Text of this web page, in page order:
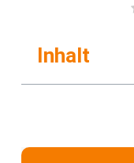
Inhalt